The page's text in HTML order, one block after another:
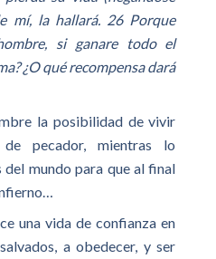
mí, la hallará. 26 Porque
si ganare todo el
¿O qué recompensa dará
la posibilidad de vivir
pecador, mientras lo
del mundo para que al final
una vida de confianza en
a obedecer, y ser